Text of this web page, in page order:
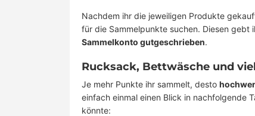
Nachdem ihr die jeweiligen Produkte
für die Sammelpunkte suchen. Diesen gebt
Sammelkonto gutgeschrieben.
Rucksack, Bettwäsche und
Je mehr Punkte ihr sammelt, desto
einfach einmal einen Blick in nachfolgende
könnte: